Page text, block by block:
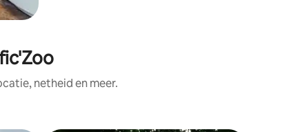
netheid en meer.